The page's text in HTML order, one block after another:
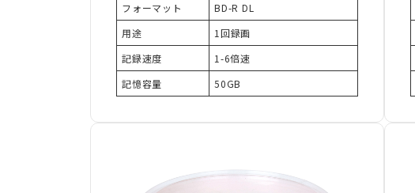
フォーマット
BD-R DL
用途
1回録画
記録速度
1-6倍速
記憶容量
50GB